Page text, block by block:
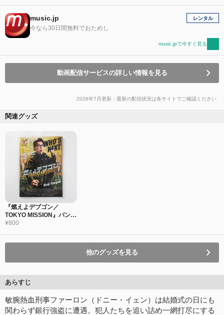
music.jp
今なら30日間無料でおためし
レンタル
music.jpで今すぐ見る
動画配信サービスの詳しい情報を見る
2026年7月更新：最新の配信状況は各サイトでご確認ください
関連グッズ
『燃えよデブゴン／
TOKYO MISSION』パンフ
レット
¥800
他のグッズを見る
あらすじ
敏腕熱血刑事ファーロン（ドニー・イェン）は結婚式の日にも
関わらず銀行強盗に遭遇。犯人たちを追い詰め一網打尽にする